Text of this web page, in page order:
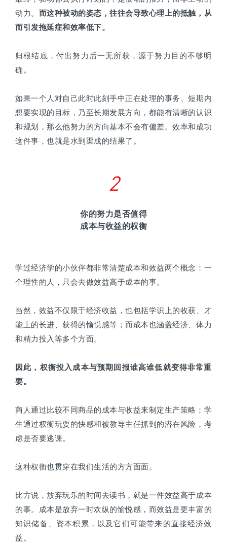
动力。 而这种被动的姿态，往往会导致心理上的抵触，从
而引发拖延症和效率低下。
归根结底，付出努力后一无所获，源于努力目的不够明
确。
如果一个人对自己此时此刻手中正在处理的事务、短期内
想要实现的目标，乃至长期发展方向，都能有清晰的认识
和规划，那么他努力的方向基本不会有偏差。效率和成功
这件事，也就是水到渠成的结果了。
2
你的努力是否值得
成本与收益的权衡
学过经济学的小伙伴都非常清楚成本和效益两个概念：一
个理性的人，只会去做效益高于成本的事。
当然，效益不仅限于经济收益，也包括学识上的收获、才
能上的长进、获得的愉悦感等；而成本也涵盖经济、体力
和精力投入等多个方面。
因此，权衡投入成本与预期回报谁高谁低就变得非常重
要。
商人通过比较不同商品的成本与收益来制定生产策略；学
生通过权衡玩耍的快感和被教导主任抓到的潜在风险，考
虑是否要逃课。
这种权衡也贯穿在我们生活的方方面面。
比方说，放弃玩乐的时间去读书，就是一件效益高于成本
的事。成本是放弃一时欢纵的愉悦感，而效益是更丰富的
知识储备、资本积累，以及它们可能带来的直接经济效
益。